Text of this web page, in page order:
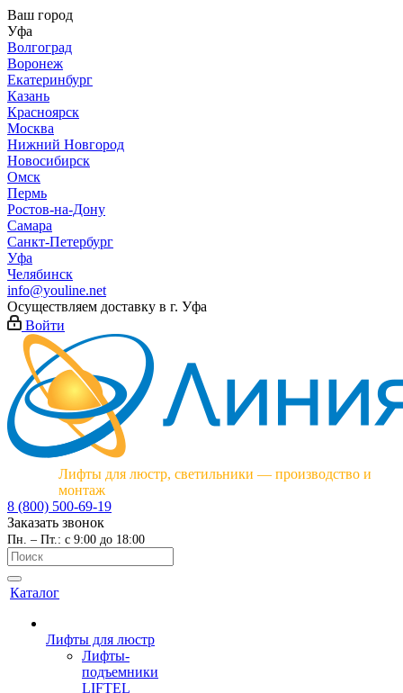
Ваш город
Уфа
Волгоград
Воронеж
Екатеринбург
Казань
Красноярск
Москва
Нижний Новгород
Новосибирск
Омск
Пермь
Ростов-на-Дону
Самара
Санкт-Петербург
Уфа
Челябинск
info@youline.net
Осуществляем доставку в г. Уфа
Войти
Лифты для люстр, светильники — производство и
монтаж
8 (800) 500-69-19
Заказать звонок
Пн. – Пт.: с 9:00 до 18:00
Каталог
Лифты для люстр
Лифты-
подъемники
LIFTEL